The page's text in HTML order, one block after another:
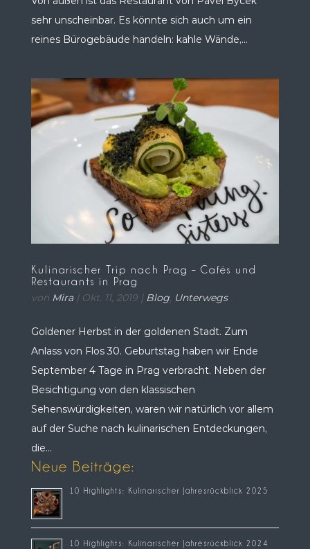
sehr unscheinbar. Es könnte sich auch um ein
reines Bürogebäude handeln: kahle Wände,...
Kulinarischer Trip nach Prag – Cafés und
Restaurants in Prag
von Mira| Okt. 11, 2019| Blog, Unterwegs
Goldener Herbst in der goldenen Stadt. Zum
Anlass von Flos 30. Geburtstag haben wir Ende
September 4 Tage in Prag verbracht. Neben der
Besichtigung von den klassischen
Sehenswürdigkeiten, waren wir natürlich vor allem
auf der Suche nach kulinarischen Entdeckungen,
die...
Neue Beiträge:
10 Highlights: Kulinarischer Jahresrückblick 2025
10 Highlights: Kulinarischer Jahresrückblick 2024